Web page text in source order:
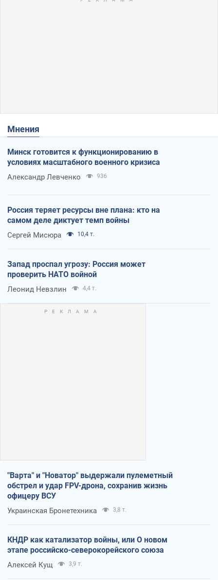
Мнения
Минск готовится к функционированию в
условиях масштабного военного кризиса
Александр Левченко 936
Россия теряет ресурсы вне плана: кто на
самом деле диктует темп войны
Сергей Мисюра 10,4 т.
Запад проспал угрозу: Россия может
проверить НАТО войной
Леонид Невзлин 4,4 т.
"Варта" и "Новатор" выдержали пулеметный
обстрел и удар FPV-дрона, сохранив жизнь
офицеру ВСУ
Украинская Бронетехника 3,8 т.
КНДР как катализатор войны, или О новом
этапе российско-северокорейского союза
Алексей Кущ 3,9 т.